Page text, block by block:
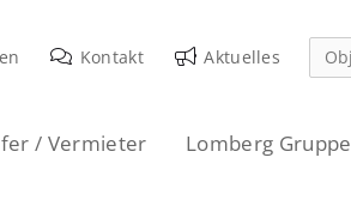
Kontakt Aktuelles
/ Vermieter Lomberg Gruppe